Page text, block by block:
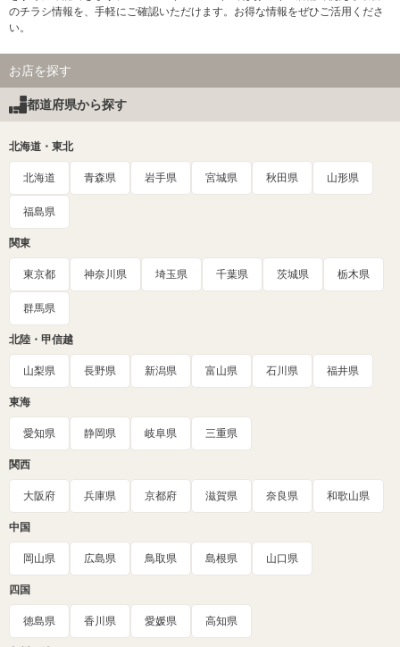
のチラシ情報を、手軽にご確認いただけます。お得な情報をぜひご活用くださ
い。
お店を探す
都道府県から探す
北海道・東北
北海道 青森県 岩手県 宮城県 秋田県 山形県
福島県
関東
東京都 神奈川県 埼玉県 千葉県 茨城県 栃木県
群馬県
北陸・甲信越
山梨県 長野県 新潟県 富山県 石川県 福井県
東海
愛知県 静岡県 岐阜県 三重県
関西
大阪府 兵庫県 京都府 滋賀県 奈良県 和歌山県
中国
岡山県 広島県 鳥取県 島根県 山口県
四国
徳島県 香川県 愛媛県 高知県